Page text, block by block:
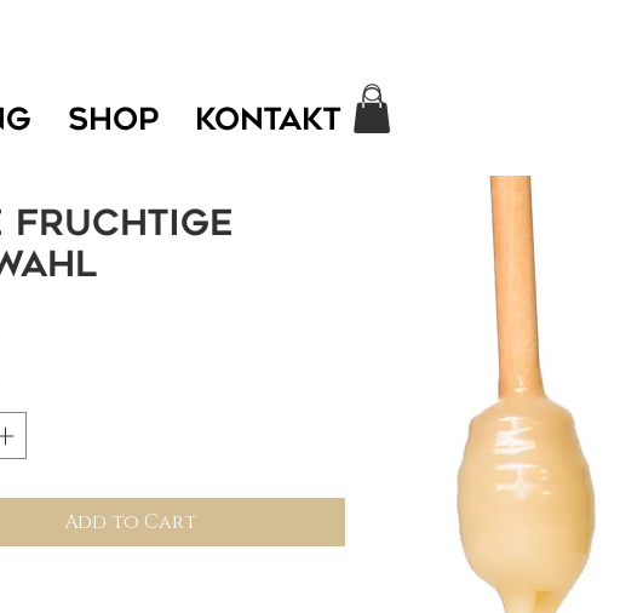
SHOP KONTAKT
Fruchtige
Add to Cart